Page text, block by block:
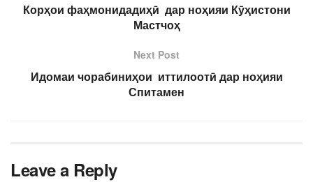
Корҳои фаҳмонидадиҳӣ дар ноҳияи Кӯҳистони
Мастчоҳ
Next Post
Идомаи чорабиниҳои иттилоотӣ дар ноҳияи
Спитамен
Leave a Reply